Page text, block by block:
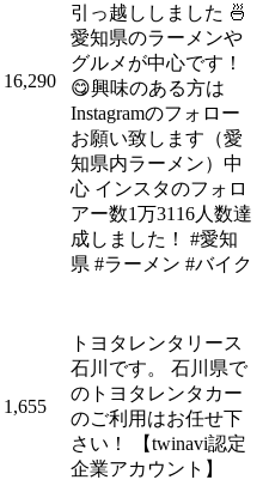
16,290
引っ越ししました 🍜
愛知県のラーメンや
グルメが中心です！
😋興味のある方は
Instagramのフォロー
お願い致します（愛
知県内ラーメン）中
心 インスタのフォロ
アー数1万3116人数達
成しました！ #愛知
県 #ラーメン #バイク
1,655
トヨタレンタリース
石川です。 石川県で
のトヨタレンタカー
のご利用はお任せ下
さい！ 【twinavi認定
企業アカウント】